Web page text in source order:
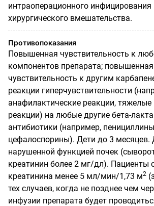
интраоперационного инфицирования
хирургического вмешательства.
Противопоказания
Повышенная чувствительность к
компонентов препарата; повышенная
чувствительность к другим
реакции гиперчувствительности
анафилактические реакции,
реакции) на любые другие бета-
антибиотики (например,
цефалоспорины). Дети до 3 месяцев.
нарушенной функцией почек
креатинин более 2 мг/дл). Пациенты
креатинина менее 5 мл/мин/1,73 м2
тех случаев, когда не позднее чем
инфузии препарата будет